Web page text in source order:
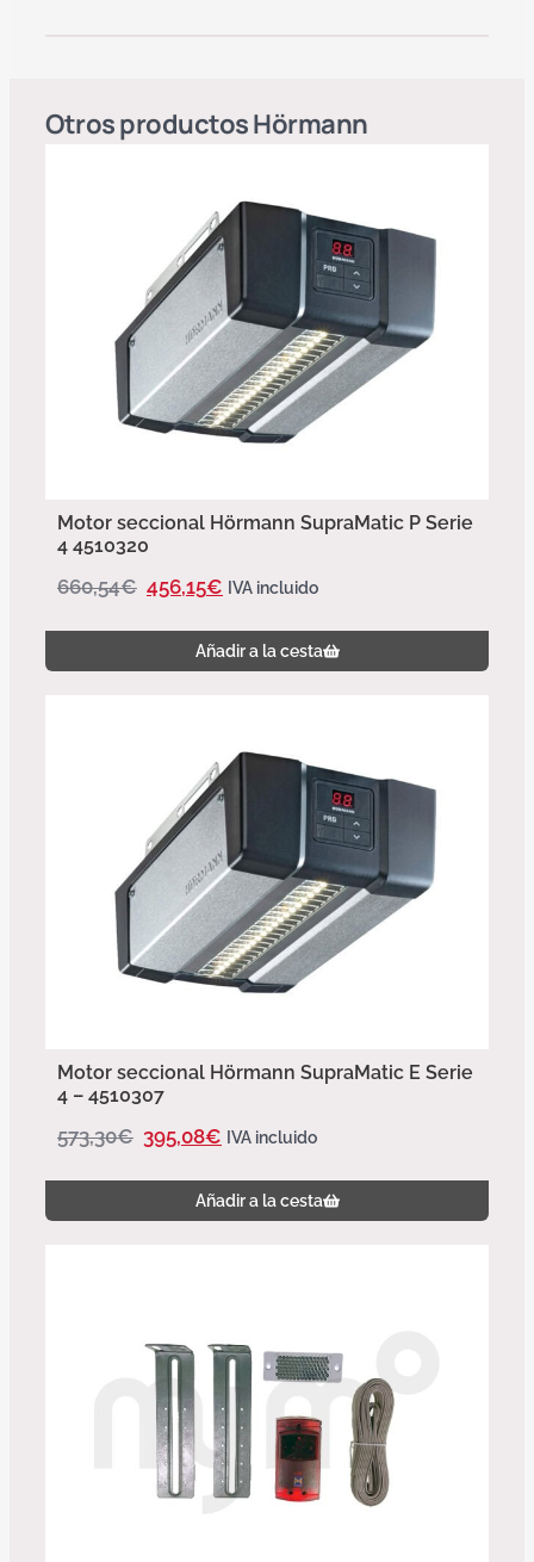
Otros productosHörmann
Motor seccional Hörmann SupraMatic P Serie
4 4510320
660,54€ 456,15€ IVA incluido
Añadir a la cesta
Motor seccional Hörmann SupraMatic E Serie
4 – 4510307
573,30€ 395,08€ IVA incluido
Añadir a la cesta